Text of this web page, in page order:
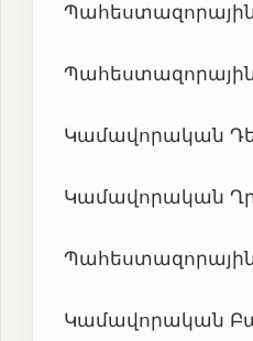
Պահեստազորային
Պահեստազորային
Կամավորական
Կամավորական
Պահեստազորային
Կամավորական